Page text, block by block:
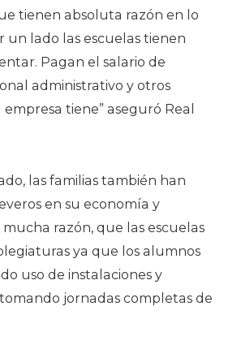
tienen absoluta razón en lo
un lado las escuelas tienen
Pagan el salario de
administrativo y otros
tiene” aseguró Real
las familias también han
en su economía y
razón, que las escuelas
ya que los alumnos
uso de instalaciones y
jornadas completas de